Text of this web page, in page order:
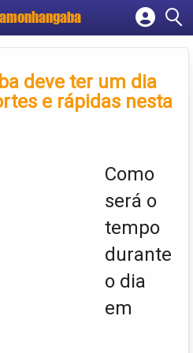
Cadastrar empresa
Criar conta
deve ter um dia
e rápidas nesta
Como
será o
tempo
durante
o dia
em